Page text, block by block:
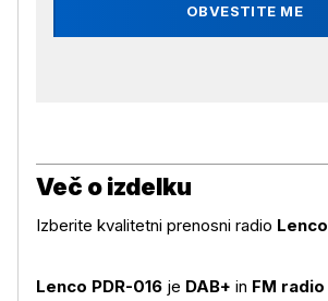
OBVESTITE ME
Več o izdelku
Izberite kvalitetni prenosni radio Lenco
Lenco PDR-016 je DAB+ in FM radio